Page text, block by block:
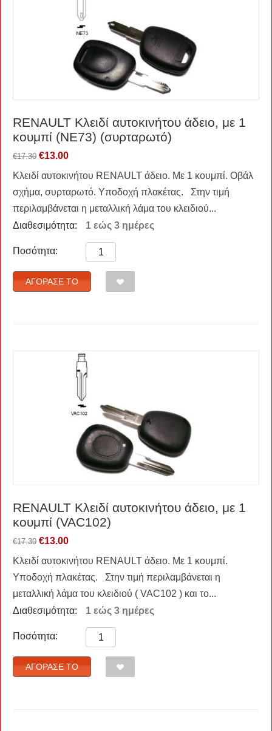
RENAULT Kλειδί αυτοκινήτου άδειο, με 1
κουμπί (NE73) (συρταρωτό)
€17.30 €13.00
Κλειδί αυτοκινήτου RENAULT άδειο. Με 1 κουμπί. Οβάλ
σχήμα, συρταρωτό. Υποδοχή πλακέτας. Στην τιμή
περιλαμβάνεται η μεταλλική λάμα του κλειδιού...
Διαθεσιμότητα:
1 εώς 3 ημέρες
Ποσότητα:
ΑΓΌΡΑΣΈ ΤΟ
RENAULT Kλειδί αυτοκινήτου άδειο, με 1
κουμπί (VAC102)
€17.30 €13.00
Κλειδί αυτοκινήτου RENAULT άδειο. Με 1 κουμπί.
Υποδοχή πλακέτας. Στην τιμή περιλαμβάνεται η
μεταλλική λάμα του κλειδιού ( VAC102 ) και το...
Διαθεσιμότητα:
1 εώς 3 ημέρες
Ποσότητα:
ΑΓΌΡΑΣΈ ΤΟ